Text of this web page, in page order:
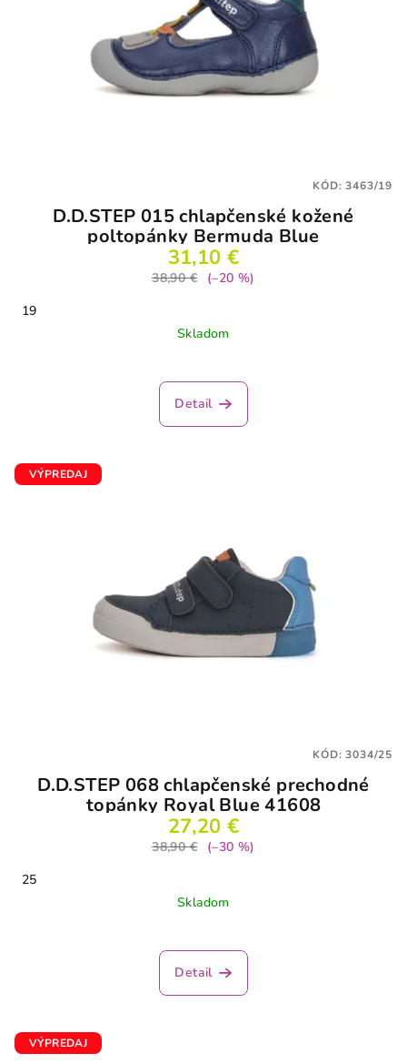
D.D.STEP 015 chlapčenské kožené
poltopánky Bermuda Blue
31,10 €
38,90 €
(–20 %)
19
Skladom
Detail
KÓD:3463/19
VÝPREDAJ
D.D.STEP 068 chlapčenské prechodné
topánky Royal Blue 41608
27,20 €
38,90 €
(–30 %)
25
Skladom
Detail
KÓD:3034/25
VÝPREDAJ